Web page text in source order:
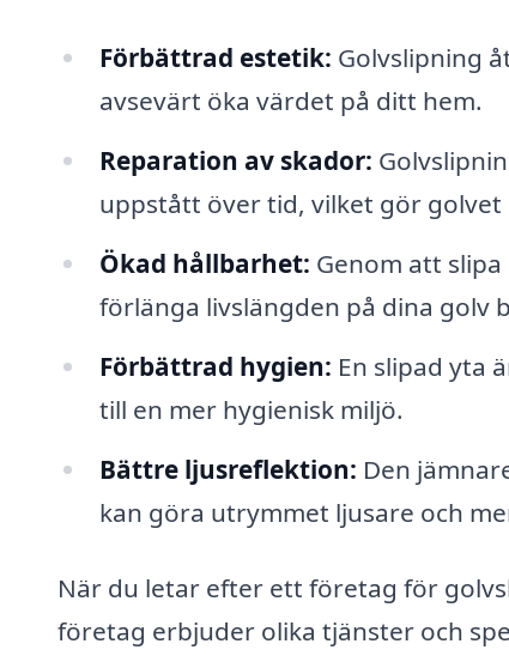
Förbättrad estetik: Golvslipning
avsevärt öka värdet på ditt hem.
Reparation av skador:
uppstått över tid, vilket gör
Ökad hållbarhet: Genom att
förlänga livslängden på dina golv
Förbättrad hygien: En slipad yta
till en mer hygienisk miljö.
Bättre ljusreflektion: Den
kan göra utrymmet ljusare och
När du letar efter ett företag för
företag erbjuder olika tjänster och